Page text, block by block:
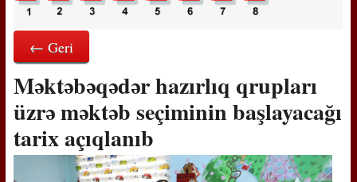
← Geri
Məktəbəqədər hazırlıq qrupları
üzrə məktəb seçiminin başlayacağı
tarix açıqlanıb